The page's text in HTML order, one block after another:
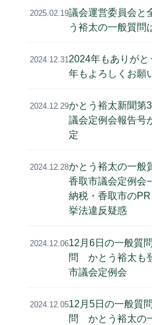
2025.02.19議会運営委員会
う裕太の一般質問
2024.12.312024年もありが
年もよろしくお願
2024.12.29かとう裕太新聞第
議会定例会報告
定
2024.12.28かとう裕太の一
香取市議会定例会
納税・香取市の
挙法違反疑惑
2024.12.0612月6日の一般質
問 かとう裕太も
市議会定例会
2024.12.0512月5日の一般質
問 かとう裕太の